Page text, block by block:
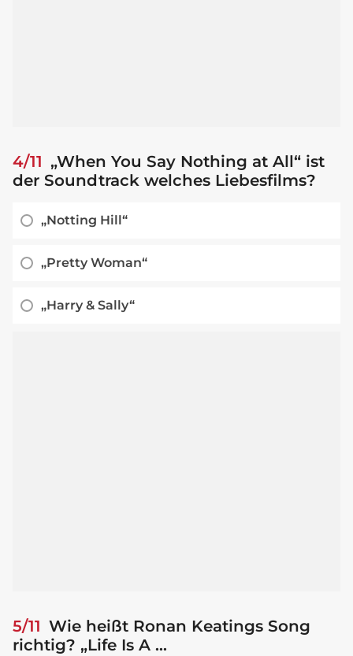
4/11 „When You Say Nothing at All“ ist
der Soundtrack welches Liebesfilms?
„Notting Hill“
„Pretty Woman“
„Harry & Sally“
5/11 Wie heißt Ronan Keatings Song
richtig? „Life Is A ...